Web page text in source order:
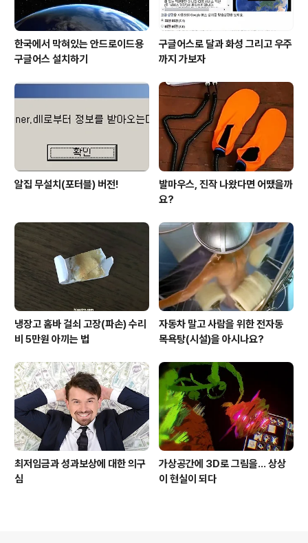
한국에서 막혀있는 안드로이드용
구글어스 설치하기
구글어스로 달과 화성 그리고 우주
까지 가보자
알집 무설치(포터블) 버전!
발마우스, 진작 나왔다면 어땠을까
요?
냉장고 홈바 걸쇠 고장(파손) 수리
비 5만원 아끼는 법
자동차 말고 사람을 위한 전자동
목욕탕(시설)을 아시나요?
최저임금과 성과보상에 대한 의구
심
가상공간에 3D로 그림을... 상상
이 현실이 되다